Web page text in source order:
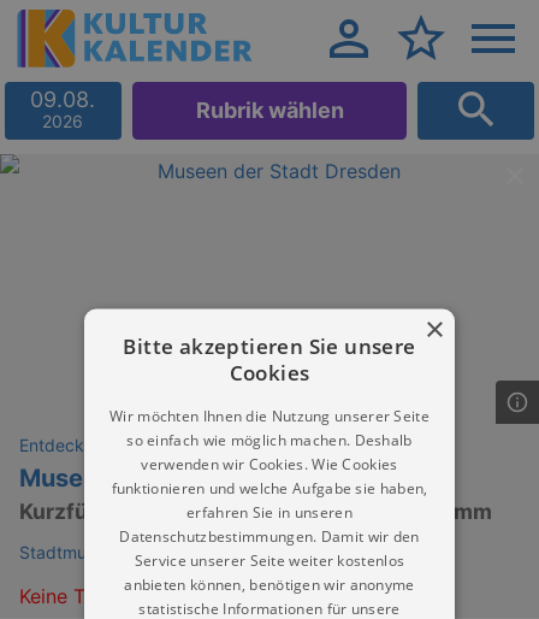
09.08.
2026 Rubrik wählen
Entdeckungen
Museumsnacht im Landhaus
Kurzführungen, Livemusik, Familienprogramm
Stadtmuseum Dresden (Museum Dresden) - Landhaus
Keine Termine
×
Bitte akzeptieren Sie unsere
Cookies
Wir möchten Ihnen die Nutzung unserer Seite
so einfach wie möglich machen. Deshalb
verwenden wir Cookies. Wie Cookies
funktionieren und welche Aufgabe sie haben,
erfahren Sie in unseren
Datenschutzbestimmungen. Damit wir den
Service unserer Seite weiter kostenlos
anbieten können, benötigen wir anonyme
statistische Informationen für unsere